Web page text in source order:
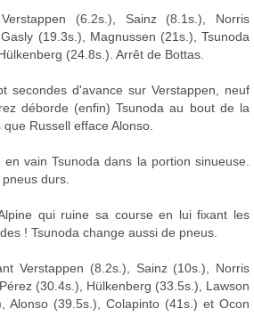
(6.2s.), Sainz (8.1s.), Norris
(19.3s.), Magnussen (21s.), Tsunoda
(24.8s.). Arrêt de Bottas.
secondes d'avance sur Verstappen, neuf
déborde (enfin) Tsunoda au bout de la
Russell efface Alonso.
vain Tsunoda dans la portion sinueuse.
durs.
qui ruine sa course en lui fixant les
! Tsunoda change aussi de pneus.
Verstappen (8.2s.), Sainz (10s.), Norris
(30.4s.), Hülkenberg (33.5s.), Lawson
Alonso (39.5s.), Colapinto (41s.) et Ocon